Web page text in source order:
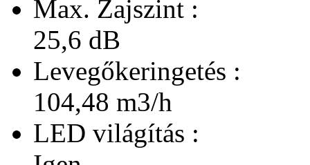
Max. Zajszint :
25,6 dB
Levegőkeringetés :
104,48 m3/h
LED világítás :